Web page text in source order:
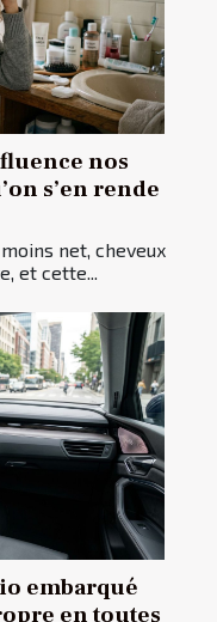
nos
s’en rende
net, cheveux
et cette...
embarqué
en toutes